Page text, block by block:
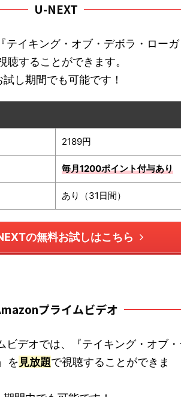
U-NEXT
テイキング・オブ・デボラ・ローガ
聴することができます。
し期間でも可能です！
2189円
毎月1200ポイント付与あり
あり（31日間）
の無料お試しはこちら
プライムビデオ
ビデオでは、『テイキング・オブ
を 見放題で視聴することができま